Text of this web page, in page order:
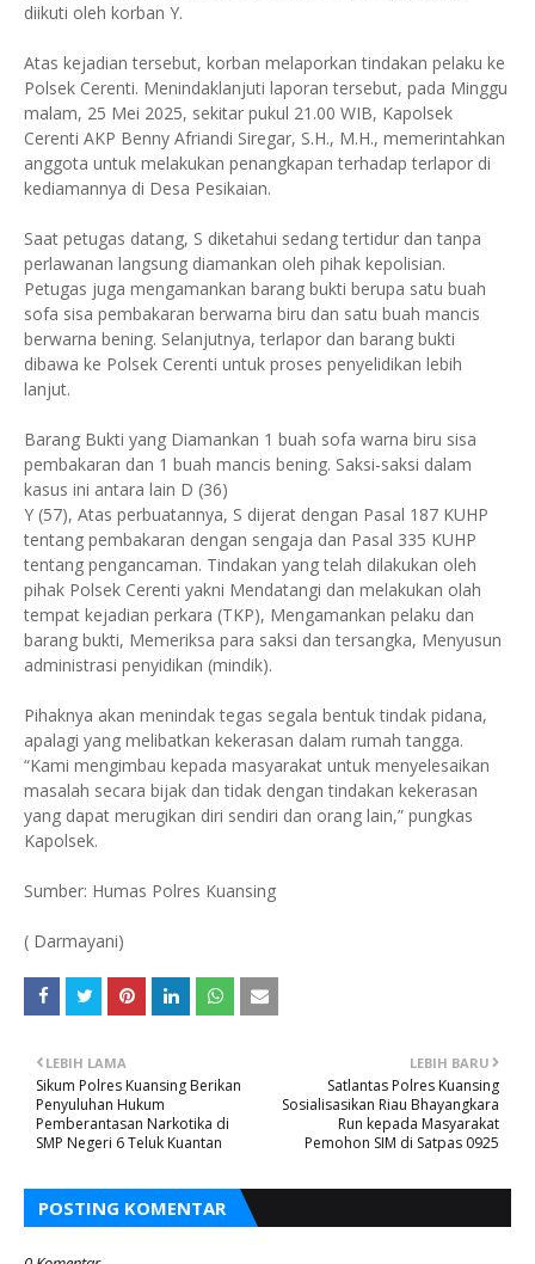
diikuti oleh korban Y.
Atas kejadian tersebut, korban melaporkan tindakan pelaku ke
Polsek Cerenti. Menindaklanjuti laporan tersebut, pada Minggu
malam, 25 Mei 2025, sekitar pukul 21.00 WIB, Kapolsek
Cerenti AKP Benny Afriandi Siregar, S.H., M.H., memerintahkan
anggota untuk melakukan penangkapan terhadap terlapor di
kediamannya di Desa Pesikaian.
Saat petugas datang, S diketahui sedang tertidur dan tanpa
perlawanan langsung diamankan oleh pihak kepolisian.
Petugas juga mengamankan barang bukti berupa satu buah
sofa sisa pembakaran berwarna biru dan satu buah mancis
berwarna bening. Selanjutnya, terlapor dan barang bukti
dibawa ke Polsek Cerenti untuk proses penyelidikan lebih
lanjut.
Barang Bukti yang Diamankan 1 buah sofa warna biru sisa
pembakaran dan 1 buah mancis bening. Saksi-saksi dalam
kasus ini antara lain D (36)
Y (57), Atas perbuatannya, S dijerat dengan Pasal 187 KUHP
tentang pembakaran dengan sengaja dan Pasal 335 KUHP
tentang pengancaman. Tindakan yang telah dilakukan oleh
pihak Polsek Cerenti yakni Mendatangi dan melakukan olah
tempat kejadian perkara (TKP), Mengamankan pelaku dan
barang bukti, Memeriksa para saksi dan tersangka, Menyusun
administrasi penyidikan (mindik).
Pihaknya akan menindak tegas segala bentuk tindak pidana,
apalagi yang melibatkan kekerasan dalam rumah tangga.
“Kami mengimbau kepada masyarakat untuk menyelesaikan
masalah secara bijak dan tidak dengan tindakan kekerasan
yang dapat merugikan diri sendiri dan orang lain,” pungkas
Kapolsek.
Sumber: Humas Polres Kuansing
( Darmayani)
LEBIH BARU
Satlantas Polres Kuansing
Sosialisasikan Riau Bhayangkara
Run kepada Masyarakat
Pemohon SIM di Satpas 0925
LEBIH LAMA
Sikum Polres Kuansing Berikan
Penyuluhan Hukum
Pemberantasan Narkotika di
SMP Negeri 6 Teluk Kuantan
POSTING KOMENTAR